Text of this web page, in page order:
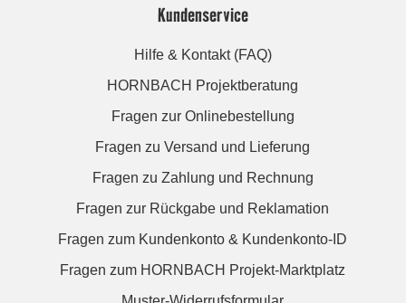
Kundenservice
Hilfe & Kontakt (FAQ)
HORNBACH Projektberatung
Fragen zur Onlinebestellung
Fragen zu Versand und Lieferung
Fragen zu Zahlung und Rechnung
Fragen zur Rückgabe und Reklamation
Fragen zum Kundenkonto & Kundenkonto-ID
Fragen zum HORNBACH Projekt-Marktplatz